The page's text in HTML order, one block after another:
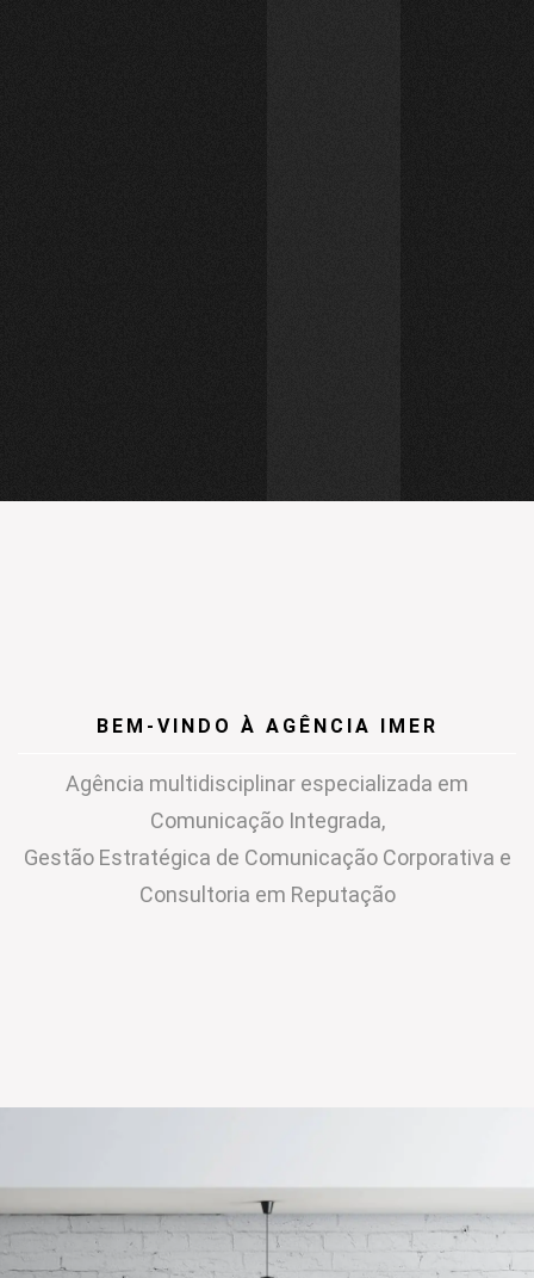
BEM-VINDO À AGÊNCIA IMER
Agência multidisciplinar especializada em
Comunicação Integrada,
Gestão Estratégica de Comunicação Corporativa e
Consultoria em Reputação